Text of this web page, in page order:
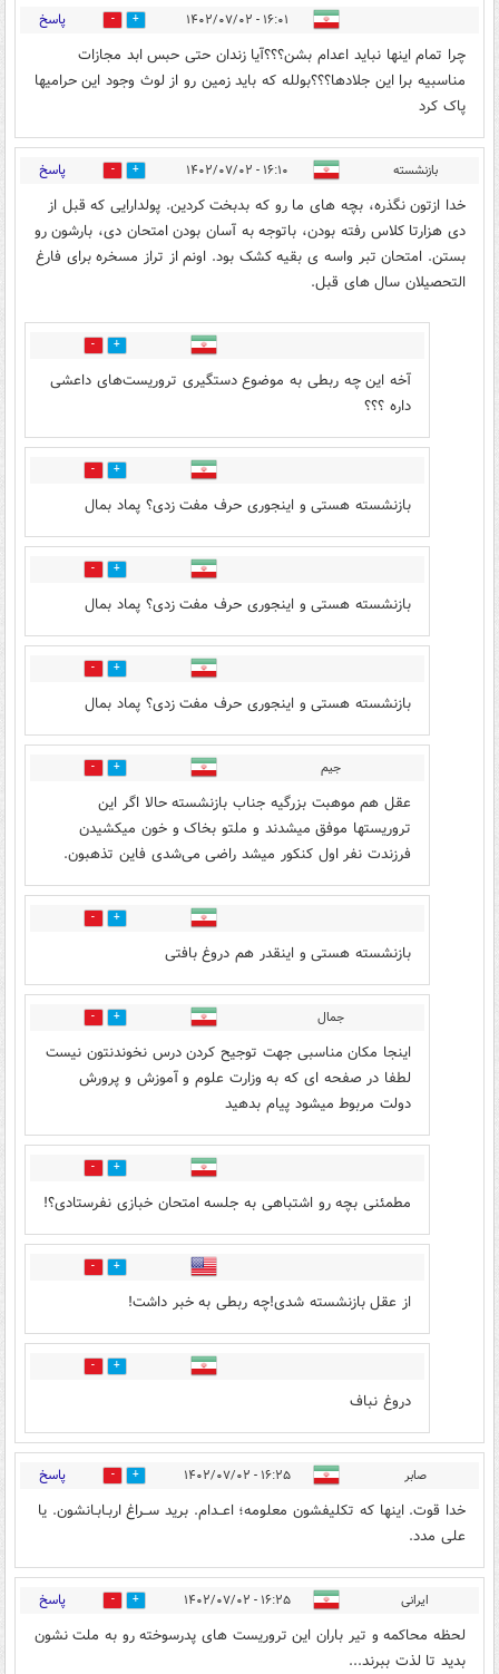
۱۶:۰۱ - ۱۴۰۲/۰۷/۰۲ 18 پاسخ
چرا تمام اینها نباید اعدام بشن؟؟؟آیا زندان حتی حبس ابد مجازات
مناسبیه برا این جلادها؟؟؟بولله که باید زمین رو از لوث وجود این حرامیها
پاک کرد
بازنشسته ۱۶:۱۰ - ۱۴۰۲/۰۷/۰۲ 1 پاسخ
خدا ازتون نگذره، بچه های ما رو که بدبخت کردین. پولدارایی که قبل از
دی هزارتا کلاس رفته بودن، باتوجه به آسان بودن امتحان دی، بارشون رو
بستن. امتحان تبر واسه ی بقیه کشک بود. اونم از تراز مسخره برای فارغ
التحصیلان سال های قبل.
2
آخه این چه ربطی به موضوع دستگیری تروریست‌های داعشی
داره ؟؟؟
3
بازنشسته هستی و اینجوری حرف مفت زدی؟ پماد بمال
1
بازنشسته هستی و اینجوری حرف مفت زدی؟ پماد بمال
1
بازنشسته هستی و اینجوری حرف مفت زدی؟ پماد بمال
جیم 3
عقل هم موهبت بزرگیه جناب بازنشسته حالا اگر این
تروریستها موفق میشدند و ملتو بخاک و خون میکشیدن
فرزندت نفر اول کنکور میشد راضی می‌شدی فاین تذهبون.
2
بازنشسته هستی و اینقدر هم دروغ بافتی
جمال 2
اینجا مکان مناسبی جهت توجیح کردن درس نخوندنتون نیست
لطفا در صفحه ای که به وزارت علوم و آموزش و پرورش
دولت مربوط میشود پیام بدهید
2
مطمئنی بچه رو اشتباهی به جلسه امتحان خبازی نفرستادی؟!
1
از عقل بازنشسته شدی!چه ربطی به خبر داشت!
1
دروغ نباف
صابر ۱۶:۲۵ - ۱۴۰۲/۰۷/۰۲ 17 پاسخ
خدا قوت. اینها که تکلیفشون معلومه؛ اعــدام. برید ســراغ اربـابـانشون. یا
علی مدد.
ایرانی ۱۶:۲۵ - ۱۴۰۲/۰۷/۰۲ 19 پاسخ
لحظه محاکمه و تیر باران این تروریست های پدرسوخته رو به ملت نشون
بدید تا لذت ببرند...